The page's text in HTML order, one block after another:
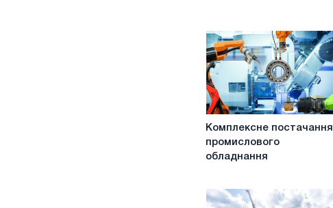
промислового
обладнання
Комплексне постачання
промислового
обладнання